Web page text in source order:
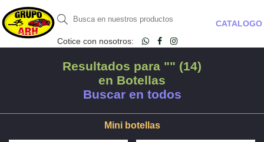
Cotice con nosotros:
CATALOGO
Resultados para "" (14)
en Botellas
Buscar en todos
Mini botellas